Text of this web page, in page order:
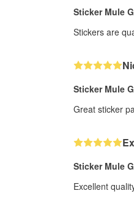
Sticker Mule
Stickers are
Sticker Mule
Great sticker
Sticker Mule
Excellent